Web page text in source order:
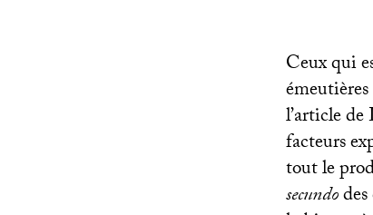
Ceux qui
l’article
facteurs
tout le
secundo